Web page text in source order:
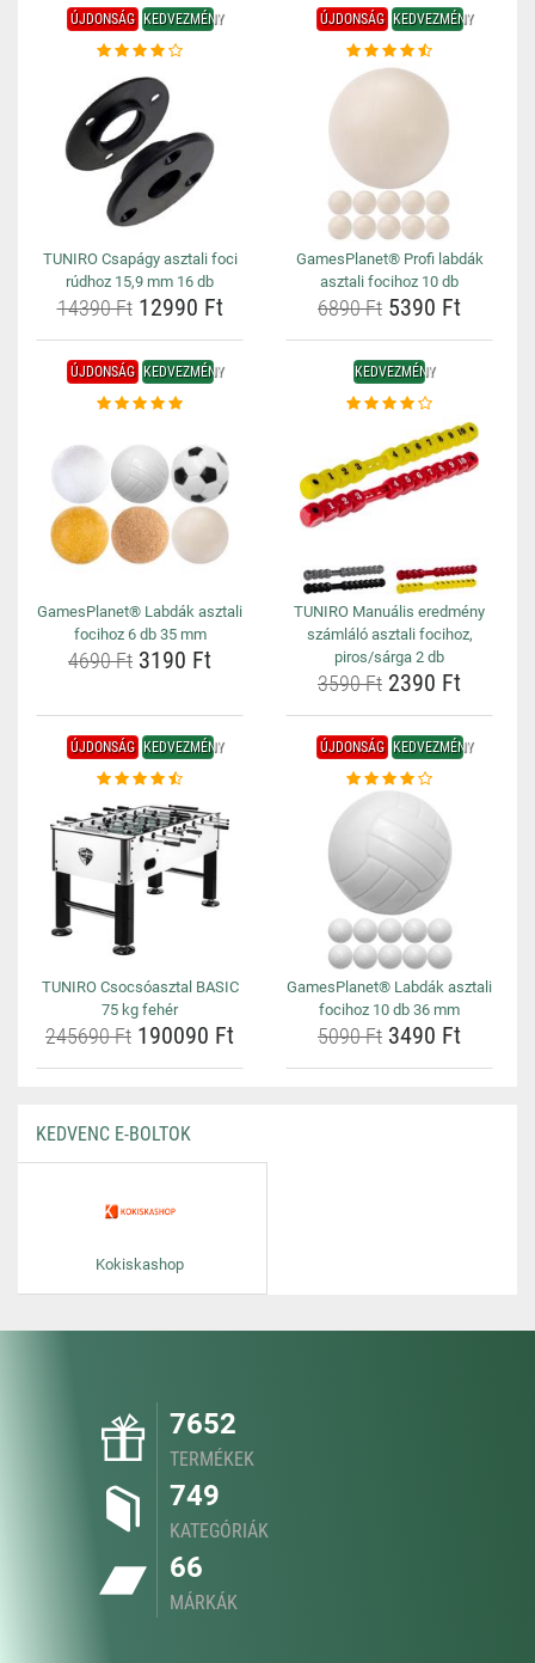
ÚJDONSÁG KEDVEZMÉNY
TUNIRO Csapágy asztali foci
rúdhoz 15,9 mm 16 db
14390 Ft12990 Ft
ÚJDONSÁG KEDVEZMÉNY
GamesPlanet® Profi labdák
asztali focihoz 10 db
6890 Ft 5390 Ft
ÚJDONSÁG KEDVEZMÉNY
GamesPlanet® Labdák asztali
focihoz 6 db 35 mm
4690 Ft 3190 Ft
KEDVEZMÉNY
TUNIRO Manuális eredmény
számláló asztali focihoz,
piros/sárga 2 db
3590 Ft 2390 Ft
ÚJDONSÁG KEDVEZMÉNY
TUNIRO Csocsóasztal BASIC
75 kg fehér
245690 Ft 190090 Ft
ÚJDONSÁG KEDVEZMÉNY
GamesPlanet® Labdák asztali
focihoz 10 db 36 mm
5090 Ft 3490 Ft
KEDVENC E-BOLTOK
Kokiskashop
7652
TERMÉKEK
749
KATEGÓRIÁK
66
MÁRKÁK